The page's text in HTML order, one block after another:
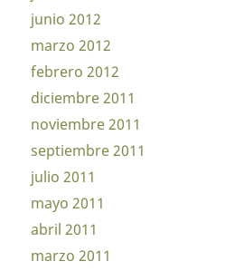
junio 2012
marzo 2012
febrero 2012
diciembre 2011
noviembre 2011
septiembre 2011
julio 2011
mayo 2011
abril 2011
marzo 2011